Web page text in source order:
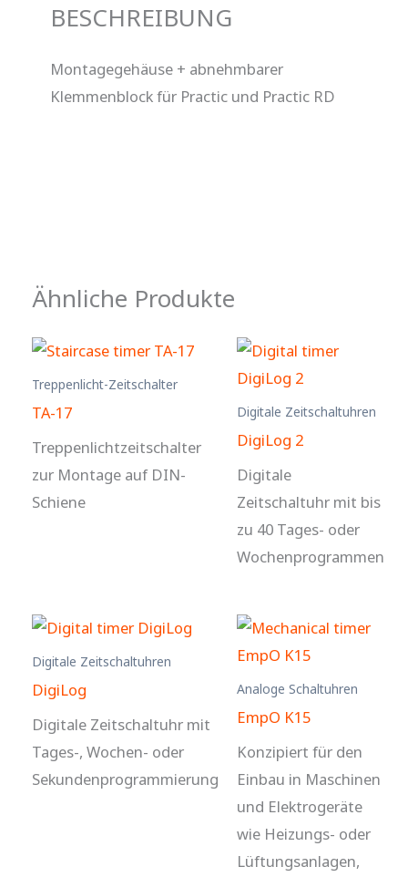
BESCHREIBUNG
Montagegehäuse + abnehmbarer
Klemmenblock für Practic und Practic RD
Ähnliche Produkte
Treppenlicht-Zeitschalter
TA-17
Treppenlichtzeitschalter
zur Montage auf DIN-
Schiene
Digitale Zeitschaltuhren
DigiLog 2
Digitale
Zeitschaltuhr mit bis
zu 40 Tages- oder
Wochenprogrammen
Digitale Zeitschaltuhren
DigiLog
Digitale Zeitschaltuhr mit
Tages-, Wochen- oder
Sekundenprogrammierung
Analoge Schaltuhren
EmpO K15
Konzipiert für den
Einbau in Maschinen
und Elektrogeräte
wie Heizungs- oder
Lüftungsanlagen,